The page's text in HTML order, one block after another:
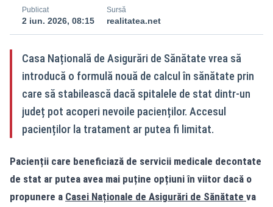
Publicat
2 iun. 2026, 08:15
Sursă
realitatea.net
Casa Națională de Asigurări de Sănătate vrea să
introducă o formulă nouă de calcul în sănătate prin
care să stabilească dacă spitalele de stat dintr-un
județ pot acoperi nevoile pacienților. Accesul
pacienților la tratament ar putea fi limitat.
Pacienții care beneficiază de servicii medicale decontate
de stat ar putea avea mai puține opțiuni în viitor dacă o
propunere a Casei Naționale de Asigurări de Sănătate va